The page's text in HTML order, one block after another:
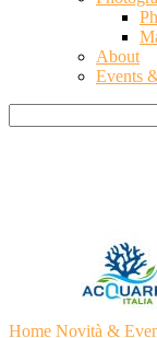
About
Events
Home Novità &